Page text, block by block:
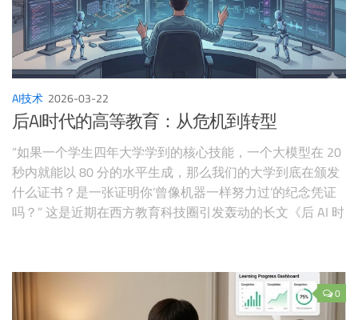
AI技术 2026-03-22
后AI时代的高等教育：从危机到转型
“如果一个学生四年大学学到的核心技能，一个大模型在 20
秒内就能以 80 分的水平生成，那么我们的大学到底在颁发
什么证书？是一张证明你’曾像机器一样努力过’的纪念凭证
吗？” 这是近期在西方教育科技圈引发轰动的长文《后 AI 时
Transformation）中，最为刺痛人心的一个发问。
0